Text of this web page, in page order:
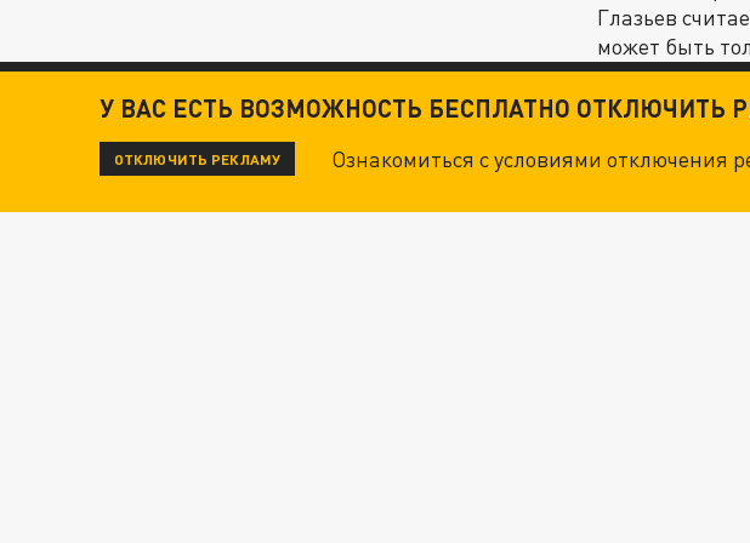
Глазьев
может быть
У ВАС ЕСТЬ ВОЗМОЖНОСТЬ БЕСПЛАТНО ОТКЛЮЧИТЬ
ОТКЛЮЧИТЬ РЕКЛАМУ Ознакомиться с условиями отключения